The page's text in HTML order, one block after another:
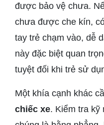
được bảo vệ chưa.
chưa được che kín,
tay trẻ chạm vào, dễ
này đặc biệt quan
tuyệt đối khi trẻ sử
Một khía cạnh khác
chiếc xe. Kiểm tra kỹ